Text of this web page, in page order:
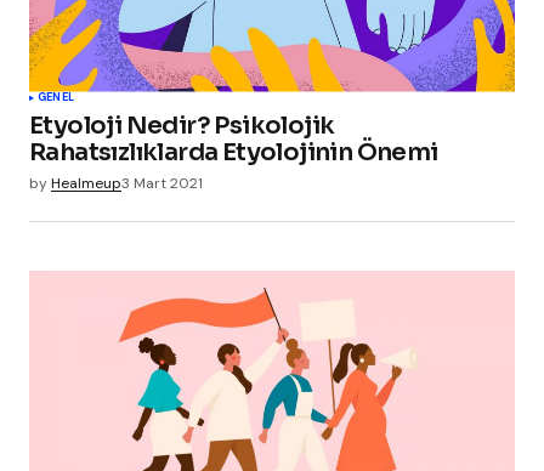
GENEL
Etyoloji Nedir? Psikolojik
Rahatsızlıklarda Etyolojinin Önemi
byHealmeup3 Mart 2021